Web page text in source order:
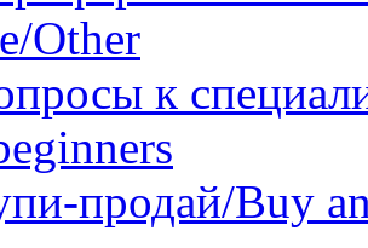
Other
к
продай/Buy